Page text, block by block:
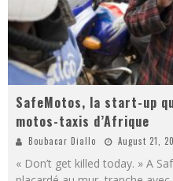
SafeMotos, la start-up
motos-taxis d’Afrique
Boubacar Diallo August 21,
« Don’t get killed today. » A